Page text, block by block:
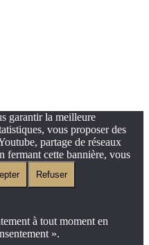
garantir la meilleure
vous proposer des
partage de réseaux
fermant cette bannière, vous
Refuser
à tout moment en
».